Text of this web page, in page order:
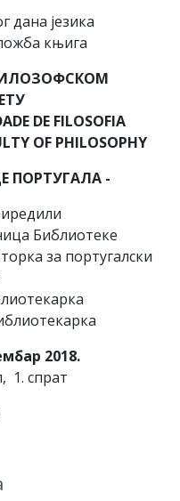
дана језика
књига
DE FILOSOFIA
OF PHILOSOPHY
ПОРТУГАЛА -
Библиотеке
за португалски
2018.
1. спрат